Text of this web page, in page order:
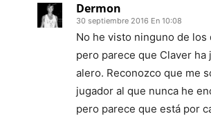
Dermon
30 septiembre 2016 En 10:08
No he visto ninguno de los
pero parece que Claver ha
alero. Reconozco que me
jugador al que nunca he
pero parece que está por